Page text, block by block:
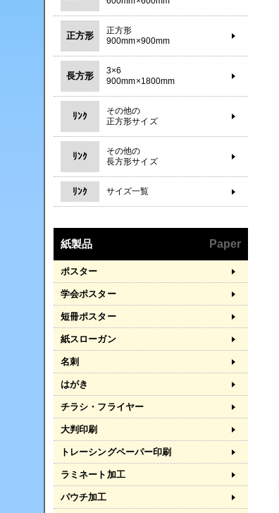
正方形
正方形
900mm×900mm
長方形
3×6
900mm×1800mm
ﾘﾝｸ
その他の
正方形サイズ
ﾘﾝｸ
その他の
長方形サイズ
ﾘﾝｸ サイズ一覧
紙製品 Paper
ポスター
学会ポスター
短冊ポスター
紙スローガン
名刺
はがき
チラシ・フライヤー
大判印刷
トレーシングペーパー印刷
ラミネート加工
パウチ加工